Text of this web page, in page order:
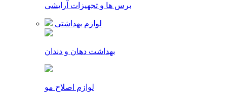
برس ها و تجهیزات آرایشی
لوازم بهداشتی
بهداشت دهان و دندان
لوازم اصلاح مو